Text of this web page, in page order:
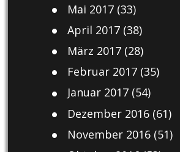
Mai 2017(33)
April 2017(38)
März 2017(28)
Februar 2017(35)
Januar 2017(54)
Dezember 2016(61)
November 2016(51)